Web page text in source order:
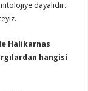
dayalıdır.
Halikarnas
hangisi